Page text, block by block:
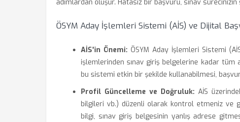
adımlardan oluşur. Hatasız bir başvuru, sınav
ÖSYM Aday İşlemleri Sistemi (AİS) ve Dijital
AİS'in Önemi: ÖSYM Aday İşlemleri Sistemi
işlemlerinden sınav giriş belgelerine kadar
bu sistemi etkin bir şekilde kullanabilmesi,
Profil Güncelleme ve Doğruluk: AİS
bilgileri vb.) düzenli olarak kontrol etmeniz ve
bilgi, sınav giriş belgesinin yanlış adrese